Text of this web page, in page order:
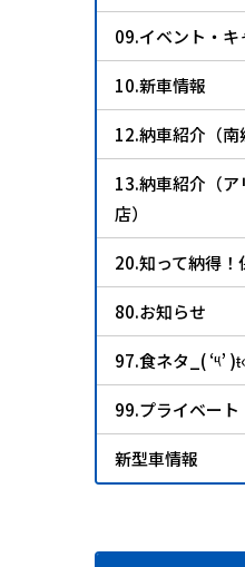
09.イベント・キ
10.新車情報
12.納車紹介（南
13.納車紹介（ア
店）
20.知って納得！
80.お知らせ
97.食ネタ_( ‘༥’
99.プライベート
新型車情報